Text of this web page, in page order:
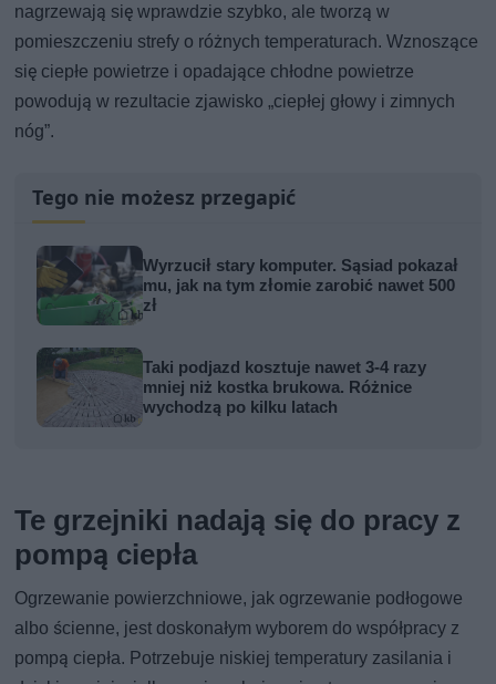
nagrzewają się wprawdzie szybko, ale tworzą w
pomieszczeniu strefy o różnych temperaturach. Wznoszące
się ciepłe powietrze i opadające chłodne powietrze
powodują w rezultacie zjawisko „ciepłej głowy i zimnych
nóg”.
Tego nie możesz przegapić
Wyrzucił stary komputer. Sąsiad pokazał
mu, jak na tym złomie zarobić nawet 500
zł
Taki podjazd kosztuje nawet 3-4 razy
mniej niż kostka brukowa. Różnice
wychodzą po kilku latach
Te grzejniki nadają się do pracy z
pompą ciepła
Ogrzewanie powierzchniowe, jak ogrzewanie podłogowe
albo ścienne, jest doskonałym wyborem do współpracy z
pompą ciepła. Potrzebuje niskiej temperatury zasilania i